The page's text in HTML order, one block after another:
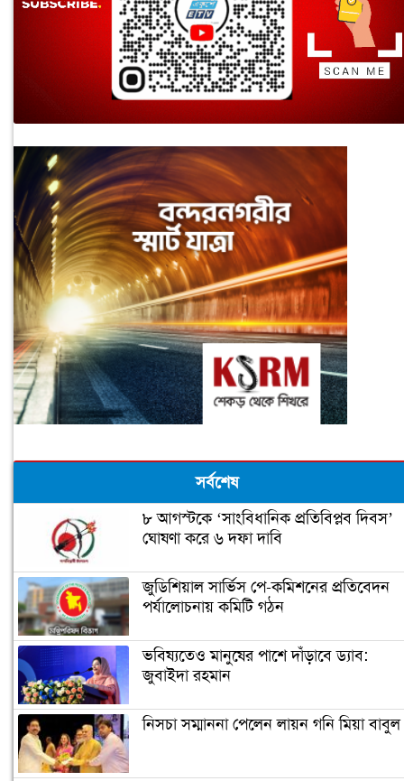
সর্বশেষ
৮ আগস্টকে ‘সাংবিধানিক প্রতিবিপ্লব দিবস’
ঘোষণা করে ৬ দফা দাবি
জুডিশিয়াল সার্ভিস পে-কমিশনের প্রতিবেদন
পর্যালোচনায় কমিটি গঠন
ভবিষ্যতেও মানুষের পাশে দাঁড়াবে ড্যাব:
জুবাইদা রহমান
নিসচা সম্মাননা পেলেন লায়ন গনি মিয়া বাবুল